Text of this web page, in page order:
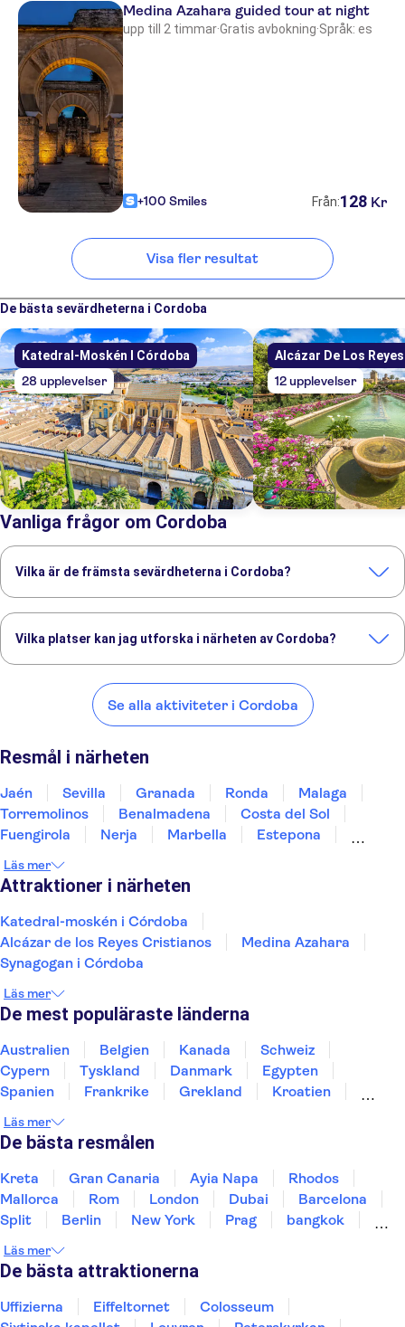
Medina Azahara guided tour at night
upp till 2 timmar·Gratis avbokning·Språk: es
+100 Smiles Från:128 Kr
Visa fler resultat
De bästa sevärdheterna i Cordoba
Katedral-Moskén I Córdoba
28 upplevelser
Alcázar De Los
12 upplevelser
Vanliga frågor om Cordoba
Vilka är de främsta sevärdheterna i Cordoba?
Katedral-moskén i Córdoba
Alcázar de los Reyes Cristianos
Medina Azahara
Synagogan i Córdoba
Vilka platser kan jag utforska i närheten av Cordoba?
Se alla aktiviteter i Cordoba
Resmål i närheten
Jaén Sevilla Granada Ronda
Malaga
Torremolinos
Benalmadena
Costa del Sol
Fuengirola
Nerja Marbella
Estepona
Läs mer
Attraktioner i närheten
Katedral-moskén i Córdoba
Alcázar de los Reyes Cristianos
Medina Azahara
Synagogan i Córdoba
Läs mer
De mest populäraste länderna
Australien Belgien Kanada
Schweiz
Cypern
Tyskland Danmark
Egypten
Spanien
Frankrike Grekland
Kroatien
Sverige
Thailand
Läs mer
De bästa resmålen
Kreta Gran Canaria Ayia Napa
Rhodos
Mallorca
Rom London Dubai
Barcelona
Split
Berlin New York Prag
bangkok
Uppsala
Helsingborg
Läs mer
De bästa attraktionerna
Uffizierna Eiffeltornet
Colosseum